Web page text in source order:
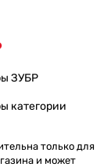
ЗУБР
категории
только для
и может